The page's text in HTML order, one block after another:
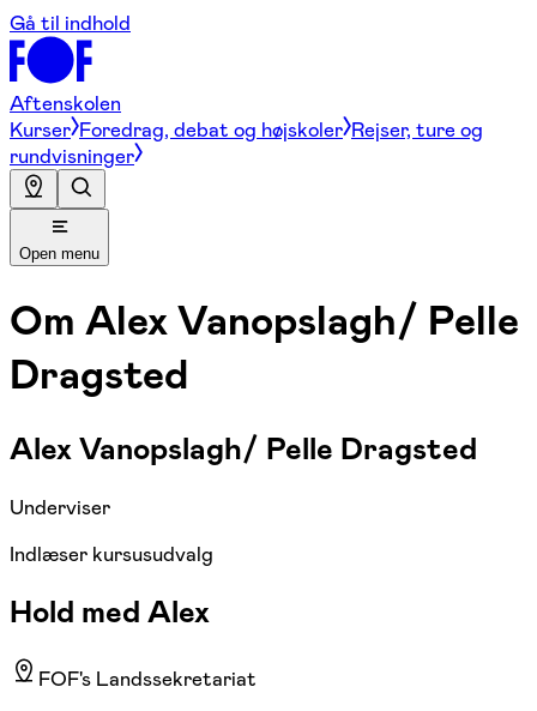
Gå til indhold
Aftenskolen
Kurser Foredrag, debat og højskoler Rejser, ture og
rundvisninger
Open menu
Om Alex Vanopslagh/ Pelle
Dragsted
Alex Vanopslagh/ Pelle Dragsted
Underviser
Indlæser kursusudvalg
Hold med Alex
FOF's Landssekretariat